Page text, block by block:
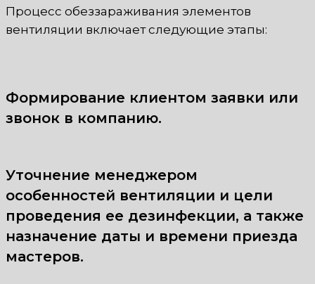
Процесс обеззараживания элементов
вентиляции включает следующие этапы:
Формирование клиентом заявки или
звонок в компанию.
Уточнение менеджером
особенностей вентиляции и цели
проведения ее дезинфекции, а также
назначение даты и времени приезда
мастеров.